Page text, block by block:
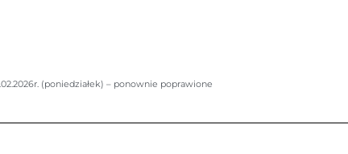
(poniedziałek) – ponownie poprawione